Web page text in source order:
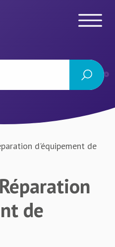
d'équipement de
de